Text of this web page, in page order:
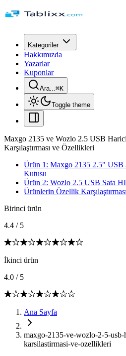
Kategoriler
Hakkımızda
Yazarlar
Kuponlar
Ara...⌘K
Toggle theme
Maxgo 2135 ve Wozlo 2.5 USB
Karşılaştırması ve Özellikleri
Ürün 1: Maxgo 2135 2.5"
Kutusu
Ürün 2: Wozlo 2.5 USB Sata
Ürünlerin Özellik Karşılaştırması
Birinci ürün
4.4 / 5
İkinci ürün
4.0 / 5
Ana Sayfa
maxgo-2135-ve-wozlo-2-5-
karsilastirmasi-ve-ozellikleri